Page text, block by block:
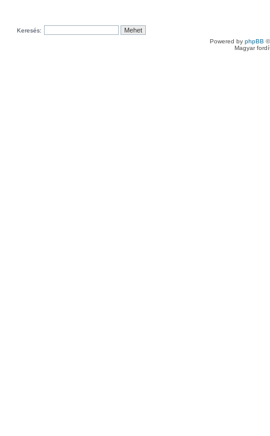
Keresés:
Powered by phpBB
Magyar